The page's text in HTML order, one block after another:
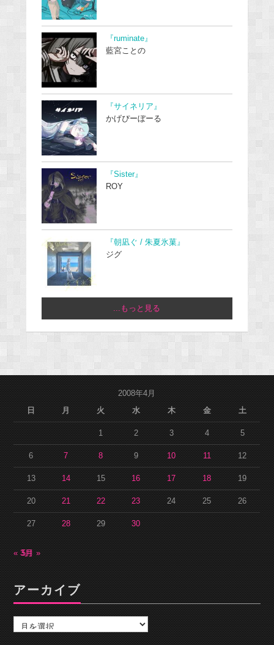
『ruminate』
藍宮ことの
『サイネリア』
かげぴーぼーる
『Sister』
ROY
『朝凪ぐ / 朱夏氷菓』
ジグ
...もっと見る
2008年4月
日
月 火 水 木 金 土
1 2 3 4 5
6 7 8 9 10 11 12
13 14 15 16 17 18 19
20 21 22 23 24 25 26
27 28 29 30
« 3月5月 »
アーカイブ
カ